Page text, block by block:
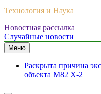
Технология и Наука
Новостная рассылка
Случайные новости
Меню
Раскрыта причина
объекта M82 X-2